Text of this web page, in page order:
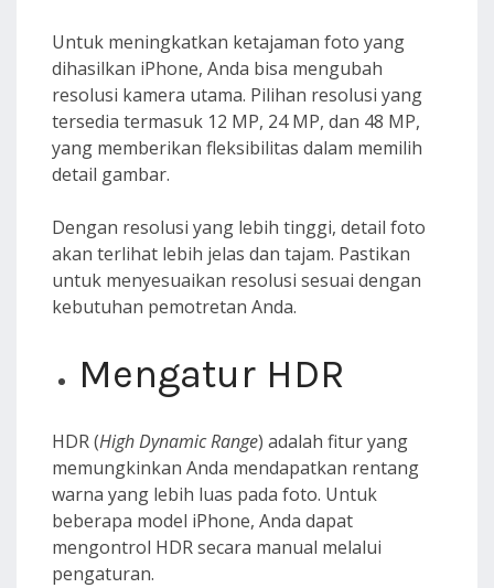
Untuk meningkatkan ketajaman foto yang
dihasilkan iPhone, Anda bisa mengubah
resolusi kamera utama. Pilihan resolusi yang
tersedia termasuk 12 MP, 24 MP, dan 48 MP,
yang memberikan fleksibilitas dalam memilih
detail gambar.
Dengan resolusi yang lebih tinggi, detail foto
akan terlihat lebih jelas dan tajam. Pastikan
untuk menyesuaikan resolusi sesuai dengan
kebutuhan pemotretan Anda.
Mengatur HDR
HDR (High Dynamic Range) adalah fitur yang
memungkinkan Anda mendapatkan rentang
warna yang lebih luas pada foto. Untuk
beberapa model iPhone, Anda dapat
mengontrol HDR secara manual melalui
pengaturan.